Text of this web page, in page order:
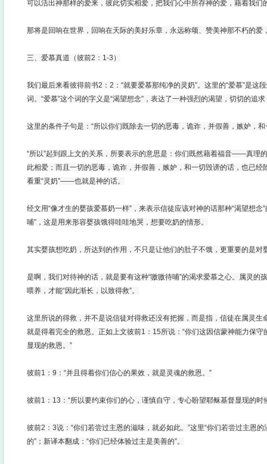
可以活出神那样的爱来，彼此切实相爱，把我们心中所存神的爱，藉着我们
那将是回响在世界，回响在天际的美好乐章，永远称颂、赞美神那不朽的爱
三、爱慕真道（彼前2：1-3）
我们最后来看彼得前书2：2：“就要爱慕那纯净的灵奶”。这里的“爱慕”是这
词。“爱慕”这个词的字义是“渴望想念”，表达了一种强烈的渴望，切切的追
这里的条件子句是：“所以你们既除去一切的恶毒，诡诈，并假善，嫉妒，和
“所以”起到跟上文的关系，所要表示的意思是：你们既然藉着福音——真理
此相爱；而且一切的恶毒，诡诈，并假善，嫉妒，和一切毁谤的话，也已经
看重“灵奶”——也就是神的话。
经文用“像才生的婴孩爱慕奶一样”，来表示信徒应该对神的话那种“渴望想念
哺”，这是用来形容婴孩饿得哇哇地哭，想要吃奶的情形。
其实婴孩想吃奶，所达到的作用，不只是让他们的肚子不饿，更重要的是对
是啊，我们对待神的话，就是要有这种“嗷嗷待哺”的渴求爱慕之心。属灵
喂养，才能“因此渐长，以致得救”。
这里所说的得救，并不是说信徒对得救还没有把握，而是指，信徒在属灵生
就是得着完全的救恩。正如上文彼前1：15所说：“你们这因信蒙神能力保
显现的救恩。”
彼前1：9：“并且得着你们信心的果效，就是灵魂的救恩。”
彼前1：13：“所以要约束你们的心，谨慎自守，专心盼望耶稣基督显现的时
彼前2：3说：“你们若尝过主恩的滋味，就必如此。”这里“你们若尝过主恩的
的”；新译本翻成：“你们已经体验过主是美善的”。